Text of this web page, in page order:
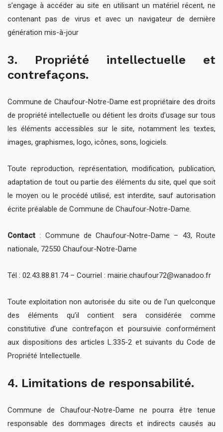
s’engage à accéder au site en utilisant un matériel récent, ne
contenant pas de virus et avec un navigateur de dernière
génération mis-à-jour
3. Propriété intellectuelle et
contrefaçons.
Commune de Chaufour-Notre-Dame est propriétaire des droits
de propriété intellectuelle ou détient les droits d’usage sur tous
les éléments accessibles sur le site, notamment les textes,
images, graphismes, logo, icônes, sons, logiciels.
Toute reproduction, représentation, modification, publication,
adaptation de tout ou partie des éléments du site, quel que soit
le moyen ou le procédé utilisé, est interdite, sauf autorisation
écrite préalable de Commune de Chaufour-Notre-Dame.
Contact : Commune de Chaufour-Notre-Dame – 43, Route
nationale, 72550 Chaufour-Notre-Dame
Tél : 02.43.88.81.74 – Courriel : mairie.chaufour72@wanadoo.fr
Toute exploitation non autorisée du site ou de l’un quelconque
des éléments qu’il contient sera considérée comme
constitutive d’une contrefaçon et poursuivie conformément
aux dispositions des articles L.335-2 et suivants du Code de
Propriété Intellectuelle.
4. Limitations de responsabilité.
Commune de Chaufour-Notre-Dame ne pourra être tenue
responsable des dommages directs et indirects causés au